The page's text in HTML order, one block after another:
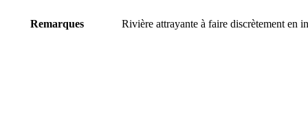
Remarques Rivière attrayante à faire discrètement en